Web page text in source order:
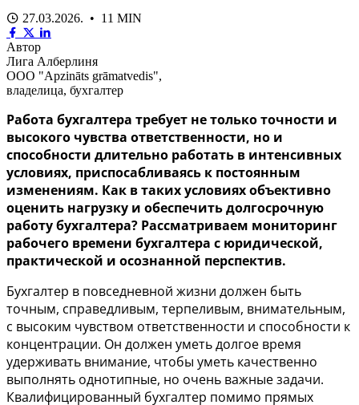
27.03.2026. • 11 MIN
Автор
Лига Алберлиня
ООО "Apzināts grāmatvedis",
владелица, бухгалтер
Работа бухгалтера требует не только точности и
высокого чувства ответственности, но и
способности длительно работать в интенсивных
условиях, приспосабливаясь к постоянным
изменениям. Как в таких условиях объективно
оценить нагрузку и обеспечить долгосрочную
работу бухгалтера? Рассматриваем мониторинг
рабочего времени бухгалтера с юридической,
практической и осознанной перспектив.
Бухгалтер в повседневной жизни должен быть
точным, справедливым, терпеливым, внимательным,
с высоким чувством ответственности и способности к
концентрации. Он должен уметь долгое время
удерживать внимание, чтобы уметь качественно
выполнять однотипные, но очень важные задачи.
Квалифицированный бухгалтер помимо прямых